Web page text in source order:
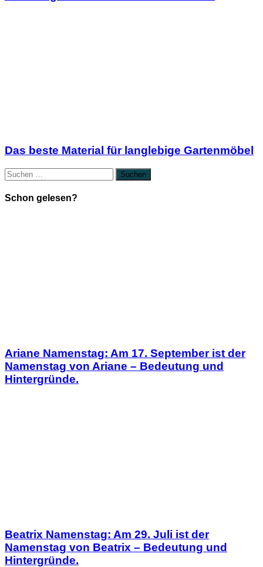
Das beste Material für langlebige Gartenmöbel
Suchen
nach:
Schon gelesen?
Ariane Namenstag: Am 17. September ist der
Namenstag von Ariane – Bedeutung und
Hintergründe.
Beatrix Namenstag: Am 29. Juli ist der
Namenstag von Beatrix – Bedeutung und
Hintergründe.